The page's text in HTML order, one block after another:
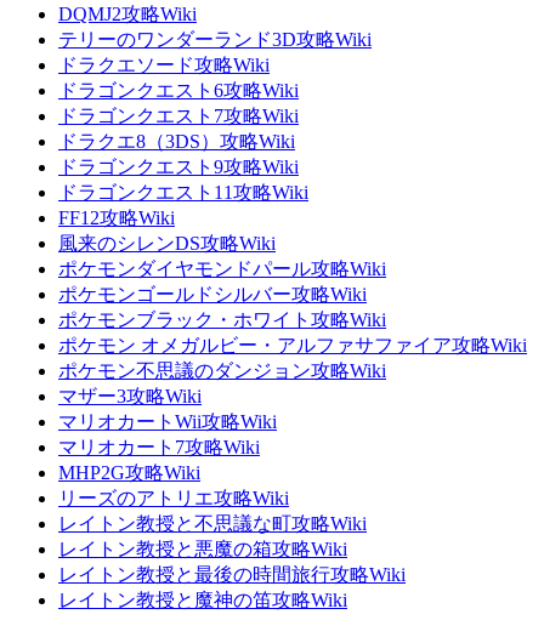
DQMJ2攻略Wiki
テリーのワンダーランド3D攻略Wiki
ドラクエソード攻略Wiki
ドラゴンクエスト6攻略Wiki
ドラゴンクエスト7攻略Wiki
ドラクエ8（3DS）攻略Wiki
ドラゴンクエスト9攻略Wiki
ドラゴンクエスト11攻略Wiki
FF12攻略Wiki
風来のシレンDS攻略Wiki
ポケモンダイヤモンドパール攻略Wiki
ポケモンゴールドシルバー攻略Wiki
ポケモンブラック・ホワイト攻略Wiki
ポケモン オメガルビー・アルファサファイア攻略Wiki
ポケモン不思議のダンジョン攻略Wiki
マザー3攻略Wiki
マリオカートWii攻略Wiki
マリオカート7攻略Wiki
MHP2G攻略Wiki
リーズのアトリエ攻略Wiki
レイトン教授と不思議な町攻略Wiki
レイトン教授と悪魔の箱攻略Wiki
レイトン教授と最後の時間旅行攻略Wiki
レイトン教授と魔神の笛攻略Wiki